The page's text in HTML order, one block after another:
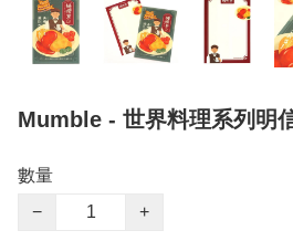
Mumble - 世界料理系列明
數量
−
+